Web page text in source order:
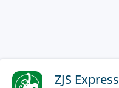
ZJS Express